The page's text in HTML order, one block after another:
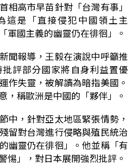
相高市早苗針對「台灣有事」
這是「直接侵犯中國領土主
軍國主義的幽靈仍在徘徊」。
聞報導，王毅在演說中呼籲推
評部分國家將自身利益置優
作失靈，被解讀為暗指美國。
，稱歐洲是中國的「夥伴」。
中，針對亞太地區緊張情勢，
留對台灣進行侵略與殖民統治
幽靈仍在徘徊」。他並稱「有
惕」，對日本展開強烈批評。